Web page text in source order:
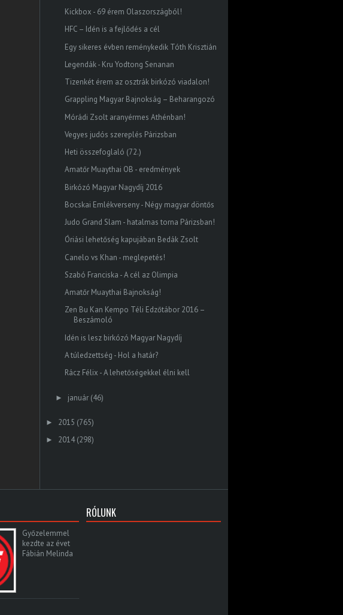
Kickbox - 69 érem Olaszországból!
HFC – Idén is a fejlődés a cél
Egy sikeres évben reménykedik Tóth Krisztián
Legendák - Kru Yodtong Senanan
Tizenkét érem az osztrák birkózó viadalon!
Grappling Magyar Bajnokság – Beharangozó
Mórádi Zsolt aranyérmes Athénban!
Vegyes judós szereplés Párizsban
Heti összefoglaló (72.)
Amatőr Muaythai OB - eredmények
Birkózó Magyar Nagydíj 2016
Bocskai Emlékverseny - Négy magyar döntős
Judo Grand Slam - hatalmas torna Párizsban!
Óriási lehetőség kapujában Bedák Zsolt
Canelo vs Khan - meglepetés!
Szabó Franciska - A cél az Olimpia
Amatőr Muaythai Bajnokság!
Zen Bu Kan Kempo Téli Edzőtábor 2016 –
Beszámoló
Idén is lesz birkózó Magyar Nagydíj
A túledzettség - Hol a határ?
Rácz Félix - A lehetőségekkel élni kell
► január (46)
► 2015 (765)
► 2014 (298)
Győzelemmel
kezdte az évet
Fábián Melinda
RÓLUNK